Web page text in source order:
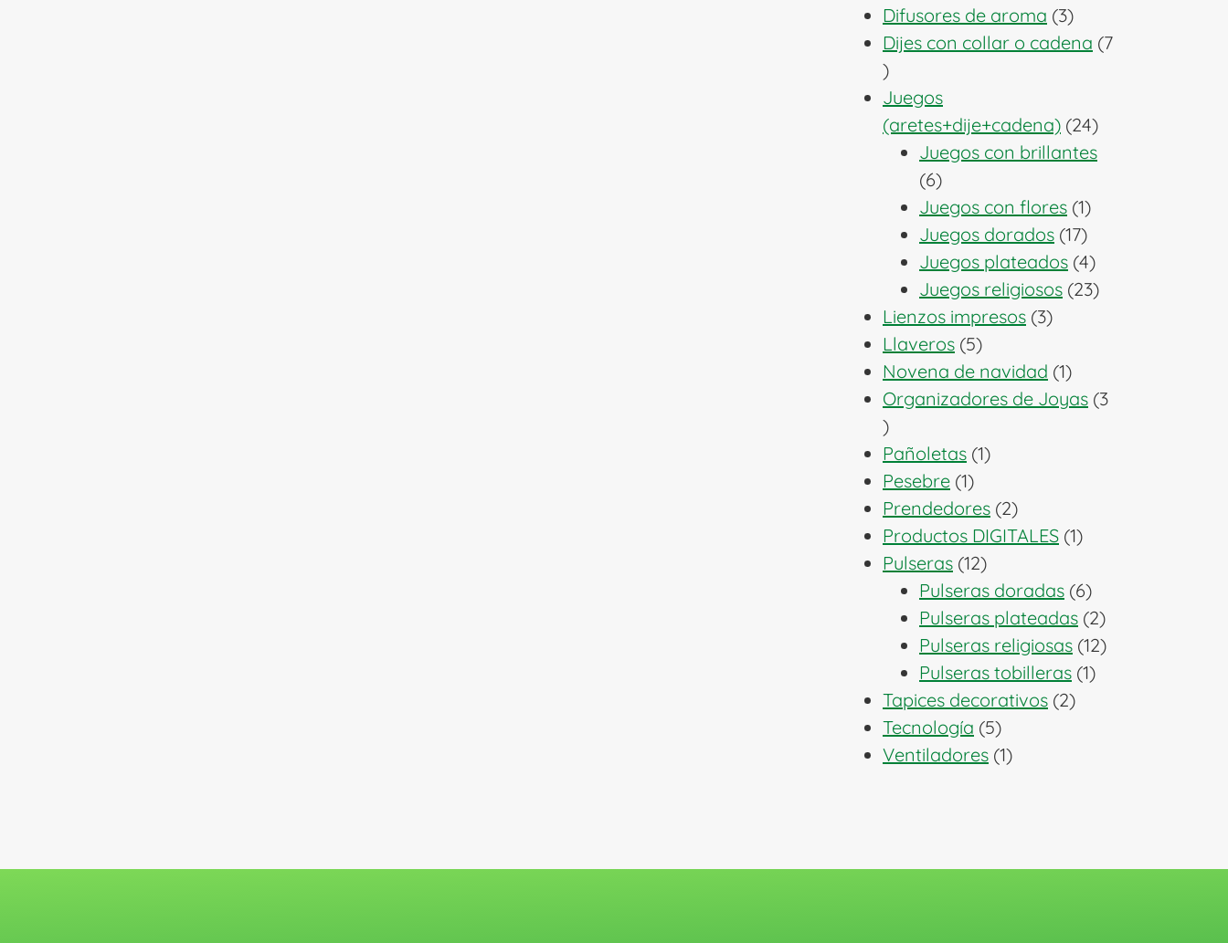
producto
Difusores de aroma 33
productos
Dijes con collar o cadena 7
7
productos
Juegos
(aretes+dije+cadena) 2424
productos
Juegos con brillantes
66
productos
Juegos con flores 11
producto
Juegos dorados 1717
productos
Juegos plateados 44
productos
Juegos religiosos 2323
Lienzos impresos 33
Llaveros 55
productos
Novena de navidad 11
producto
Organizadores de Joyas 3
3
productos
Pañoletas 11
Pesebre 11
producto
Prendedores 22
productos
Productos DIGITALES 11
Pulseras 1212
productos
Pulseras doradas 66
productos
Pulseras plateadas 22
productos
Pulseras religiosas 1212
Pulseras tobilleras 11
Tapices decorativos 22
Tecnología 55
productos
Ventiladores 11